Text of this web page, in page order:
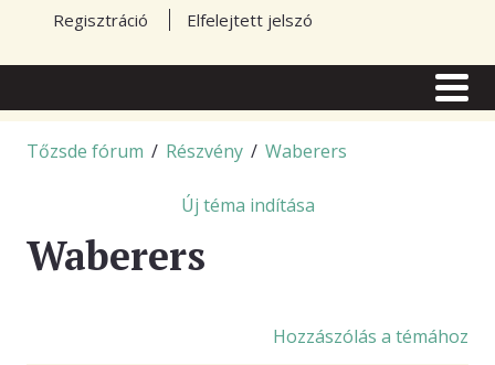
Regisztráció Elfelejtett jelszó
CIKKEK
TUDÁSTÁR
Tőzsde fórum / Részvény / Waberers
Új téma indítása
Waberers
Hozzászólás a témához